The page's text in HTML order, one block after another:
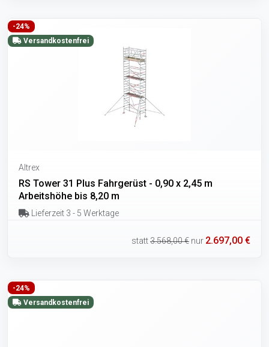
-24%
Versandkostenfrei
Altrex
RS Tower 31 Plus Fahrgerüst - 0,90 x 2,45 m
Arbeitshöhe bis 8,20 m
Lieferzeit 3 - 5 Werktage
statt3.568,00 € nur 2.697,00 €
-24%
Versandkostenfrei